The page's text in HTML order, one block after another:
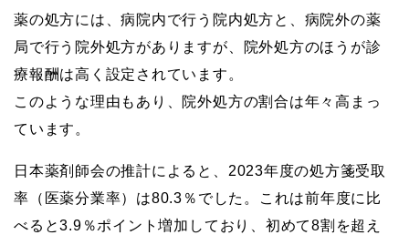
薬の処方には、病院内で行う院内処方と、病院外の薬
局で行う院外処方がありますが、院外処方のほうが診
療報酬は高く設定されています。
このような理由もあり、院外処方の割合は年々高まっ
ています。
日本薬剤師会の推計によると、2023年度の処方箋受取
率（医薬分業率）は80.3％でした。これは前年度に比
べると3.9％ポイント増加しており、初めて8割を超え